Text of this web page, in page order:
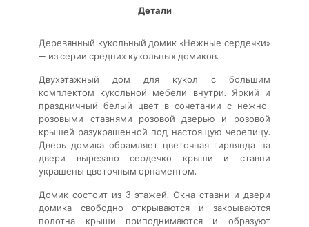
Детали
Деревянный кукольный домик «Нежные сердечки»
— из серии средних кукольных домиков.
Двухэтажный дом для кукол с большим
комплектом кукольной мебели внутри. Яркий и
праздничный белый цвет в сочетании с нежно-
розовыми ставнями розовой дверью и розовой
крышей разукрашенной под настоящую черепицу.
Дверь домика обрамляет цветочная гирлянда на
двери вырезано сердечко крыши и ставни
украшены цветочным орнаментом.
Домик состоит из 3 этажей. Окна ставни и двери
домика свободно открываются и закрываются
полотна крыши приподнимаются и образуют